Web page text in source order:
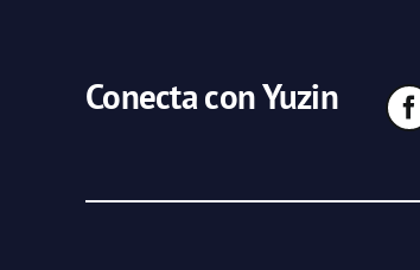
Conecta con Yuzin